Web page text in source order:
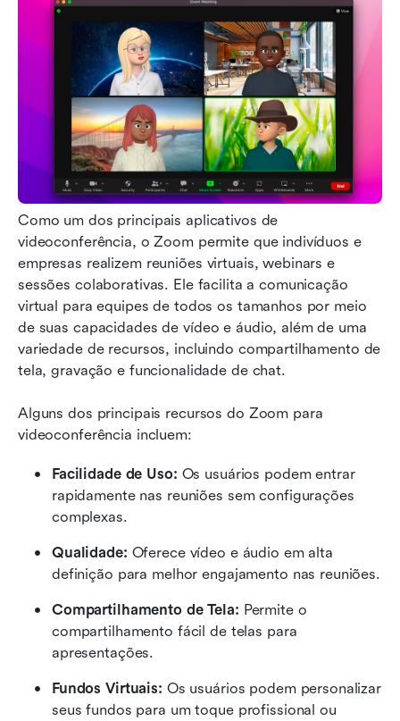
Como um dos principais aplicativos de
videoconferência, o Zoom permite que indivíduos e
empresas realizem reuniões virtuais, webinars e
sessões colaborativas. Ele facilita a comunicação
virtual para equipes de todos os tamanhos por meio
de suas capacidades de vídeo e áudio, além de uma
variedade de recursos, incluindo compartilhamento de
tela, gravação e funcionalidade de chat.
Alguns dos principais recursos do Zoom para
videoconferência incluem:
Facilidade de Uso: Os usuários podem entrar
rapidamente nas reuniões sem configurações
complexas.
Qualidade: Oferece vídeo e áudio em alta
definição para melhor engajamento nas reuniões.
Compartilhamento de Tela: Permite o
compartilhamento fácil de telas para
apresentações.
Fundos Virtuais: Os usuários podem personalizar
seus fundos para um toque profissional ou